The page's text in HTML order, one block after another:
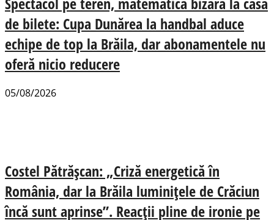
de bilete: Cupa Dunărea la handbal aduce
echipe de top la Brăila, dar abonamentele nu
oferă nicio reducere
05/08/2026
Costel Pătrășcan: „Criză energetică în
România, dar la Brăila luminițele de Crăciun
încă sunt aprinse”. Reacții pline de ironie pe